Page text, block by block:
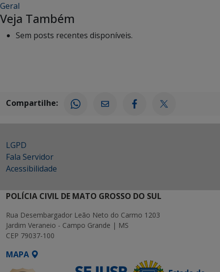
Geral
Veja Também
Sem posts recentes disponíveis.
Compartilhe:
LGPD
Fala Servidor
Acessibilidade
POLÍCIA CIVIL DE MATO GROSSO DO SUL
Rua Desembargador Leão Neto do Carmo 1203
Jardim Veraneio - Campo Grande | MS
CEP 79037-100
MAPA